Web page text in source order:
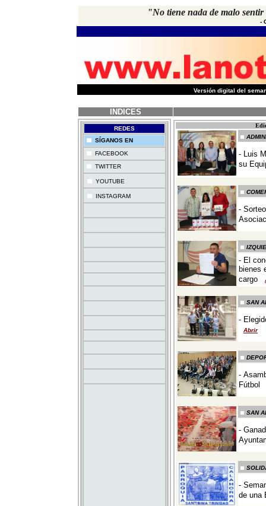
"No tiene nada de malo
-
Versión digital del
INDICES